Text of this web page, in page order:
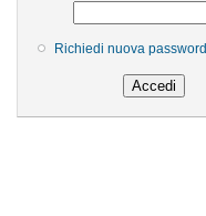
Richiedi nuova password